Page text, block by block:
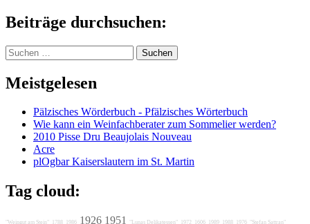
Beiträge durchsuchen:
Suchen
nach:
Meistgelesen
Pälzisches Wörderbuch - Pfälzisches Wörterbuch
Wie kann ein Weinfachberater zum Sommelier werden?
2010 Pisse Dru Beaujolais Nouveau
Acre
plOgbar Kaiserslautern im St. Martin
Tag cloud:
"Weingut am Stein" 1788 1986 1926 1951 "Lunas Delikatessen" 1972 1606 1989 1988 1976 "Stefan Sattran"